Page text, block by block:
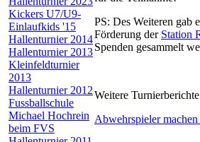
Kickers U7/U9-
Einlaufkids '15
Hallenturnier 2014
Hallenturnier 2013
Kleinfeldturnier
2013
Hallenturnier 2012
Fussballschule
Michael Hochrein
beim FVS
PS: Des Weiteren gab
Förderung der Station
Spenden gesammelt
Weitere
Abwehrspieler